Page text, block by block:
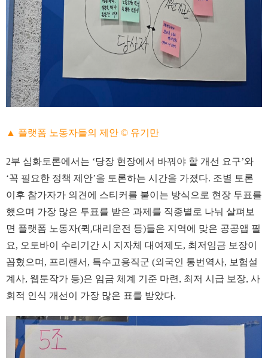
▲ 플랫폼 노동자들의 제안 © 유기만
2부 심화토론에서는 ‘당장 현장에서 바꿔야 할 개선 요구’와
‘꼭 필요한 정책 제안’을 토론하는 시간을 가졌다. 조별 토론
이후 참가자가 의견에 스티커를 붙이는 방식으로 현장 투표를
했으며 가장 많은 투표를 받은 과제를 직종별로 나눠 살펴보
면 플랫폼 노동자(퀵,대리운전 등)들은 지역에 맞은 공공앱 필
요, 오토바이 수리기간 시 지자체 대여제도, 최저임금 보장이
꼽혔으며, 프리랜서, 특수고용직군 (외국인 통번역사, 보험설
계사, 웹툰작가 등)은 임금 체계 기준 마련, 최저 시급 보장, 사
회적 인식 개선이 가장 많은 표를 받았다.